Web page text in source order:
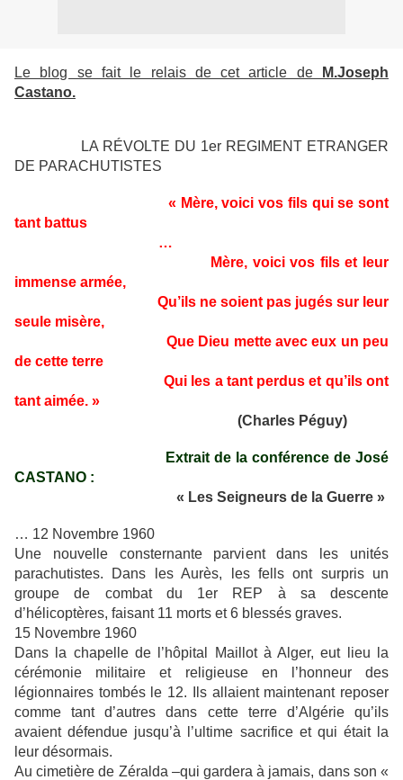
Le blog se fait le relais de cet article de
M.Joseph
Castano.
LA RÉVOLTE DU 1er REGIMENT ETRANGER
DE PARACHUTISTES
« Mère, voici vos fils qui se sont
tant battus
…
Mère, voici vos fils et leur
immense armée,
Qu’ils ne soient pas jugés sur leur
seule misère,
Que Dieu mette avec eux un peu
de cette terre
Qui les a tant perdus et qu’ils ont
tant aimée. »
(Charles Péguy)
Extrait de la conférence de José
CASTANO :
« Les Seigneurs de la Guerre »
… 12 Novembre 1960
Une nouvelle consternante parvient dans les unités
parachutistes. Dans les Aurès, les fells ont surpris un
groupe de combat du 1er REP à sa descente
d’hélicoptères, faisant 11 morts et 6 blessés graves.
15 Novembre 1960
Dans la chapelle de l’hôpital Maillot à Alger, eut lieu la
cérémonie militaire et religieuse en l’honneur des
légionnaires tombés le 12. Ils allaient maintenant reposer
comme tant d’autres dans cette terre d’Algérie qu’ils
avaient défendue jusqu’à l’ultime sacrifice et qui était la
leur désormais.
Au cimetière de Zéralda –qui gardera à jamais, dans son «